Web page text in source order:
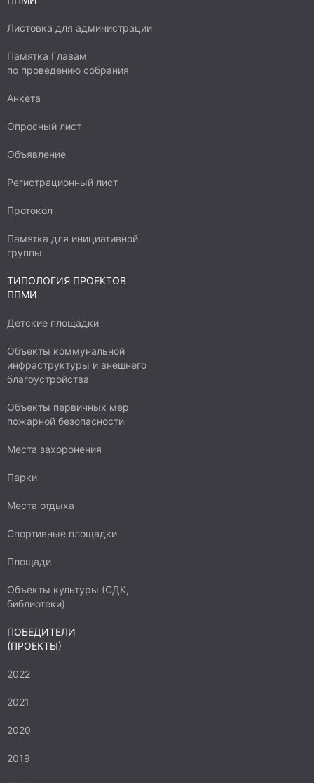
Листовка для администрации
Памятка Главам
по проведению собрания
Анкета
Опросный лист
Объявление
Регистрационный лист
Протокол
Памятка для инициативной
группы
ТИПОЛОГИЯ ПРОЕКТОВ
ППМИ
Детские площадки
Объекты коммунальной
инфраструктуры и внешнего
благоустройства
Объекты первичных мер
пожарной безопасности
Места захоронения
Парки
Места отдыха
Спортивные площадки
Площади
Объекты культуры (СДК,
библиотеки)
ПОБЕДИТЕЛИ
(ПРОЕКТЫ)
2022
2021
2020
2019